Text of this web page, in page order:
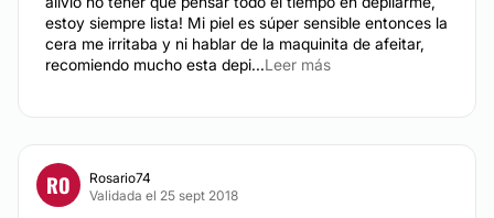
estoy siempre lista! Mi piel es súper sensible entonces la
cera me irritaba y ni hablar de la maquinita de afeitar,
recomiendo mucho esta depi...Leer más
RO
Rosario74
Validada el 25 sept 2018